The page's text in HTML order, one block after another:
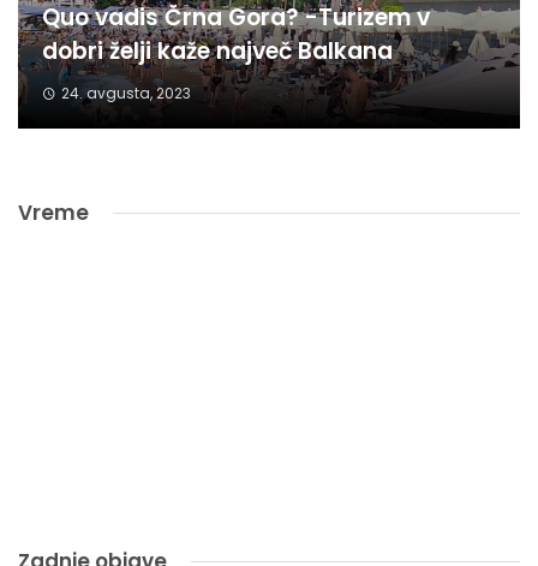
Quo vadis Črna Gora? -Turizem v
dobri želji kaže največ Balkana
24. avgusta, 2023
Vreme